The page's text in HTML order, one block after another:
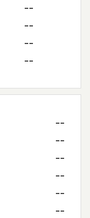
--
--
--
--
--
--
--
--
--
--